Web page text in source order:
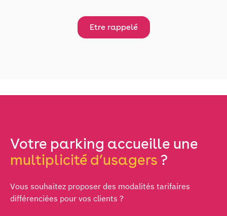
Etre rappelé
Votre parking accueille une
multiplicité d’usagers ?
Vous souhaitez proposer des modalités tarifaires
différenciées pour vos clients ?